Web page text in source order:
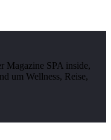
Magazine SPA inside,
um Wellness, Reise,